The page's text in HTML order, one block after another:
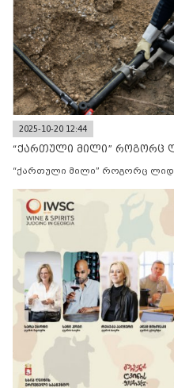
2025-10-20 12:44
“ქართული მილი” როგორც
“ქართული მილი” როგორც